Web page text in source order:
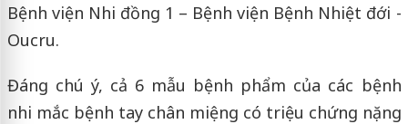
Bệnh viện Nhi đồng 1 – Bệnh viện Bệnh Nhiệt đới -
Oucru.
Đáng chú ý, cả 6 mẫu bệnh phẩm của các bệnh
nhi mắc bệnh tay chân miệng có triệu chứng nặng